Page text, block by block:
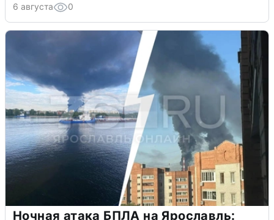
6 августа 0
Ночная атака БПЛА на Ярославль: